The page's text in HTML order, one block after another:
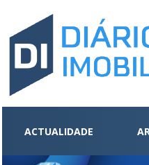
ACTUALIDADE